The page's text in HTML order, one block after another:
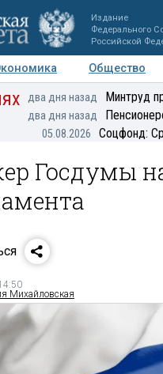
Издание
Федерального
Российской
Общество
Мнения
два дня назад Минтруд
два дня назад
05.08.2026 Соцфонд:
Госдумы
Михайловская